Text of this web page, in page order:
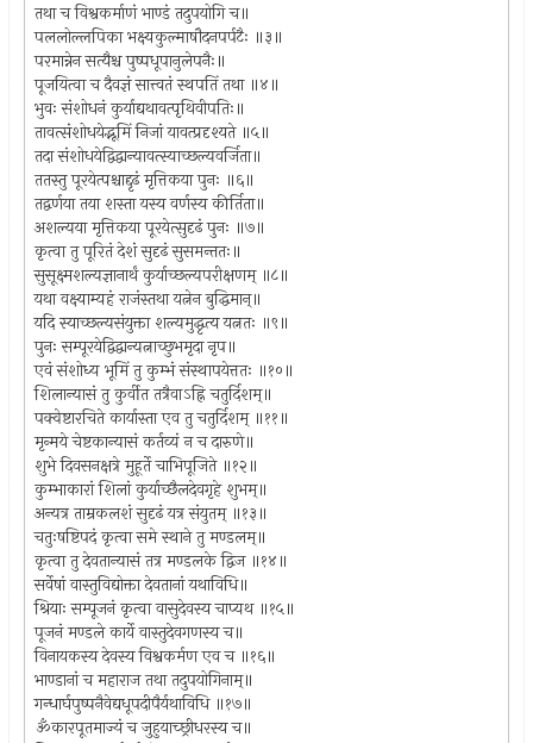
तथा च विश्वकर्माणं भाण्डं तदुपयोगि च॥
पललोल्लपिका भक्ष्यकुल्माषौदनपर्पटैः ॥३॥
परमान्नेन सत्यैश्च पुष्पधूपानुलेपनैः॥
पूजयित्वा च दैवज्ञं सात्त्वतं स्थपतिं तथा ॥४॥
भुवः संशोधनं कुर्याद्यथावत्पृथिवीपतिः॥
तावत्संशोधयेद्भूमिं निजां यावत्प्रदृश्यते ॥५॥
तदा संशोधयेद्विद्वान्यावत्स्याच्छल्यवर्जिता॥
ततस्तु पूरयेत्पश्चाद्दृढं मृत्तिकया पुनः ॥६॥
तद्वर्णया तया शस्ता यस्य वर्णस्य कीर्तिता॥
अशल्यया मृत्तिकया पूरयेत्सुदृढं पुनः ॥७॥
कृत्वा तु पूरितं देशं सुदृढं सुसमन्ततः॥
सुसूक्ष्मशल्यज्ञानार्थं कुर्याच्छल्यपरीक्षणम् ॥८॥
यथा वक्ष्याम्यहं राजंस्तथा यत्नेन बुद्धिमान्॥
यदि स्याच्छल्यसंयुक्ता शल्यमुद्धृत्य यत्नतः ॥९॥
पुनः सम्पूरयेद्विद्वान्यत्नाच्छुभमृदा नृप॥
एवं संशोध्य भूमिं तु कुम्भं संस्थापयेत्ततः ॥१०॥
शिलान्यासं तु कुर्वीत तत्रैवाऽह्नि चतुर्दिशम्॥
पक्वेष्टारचिते कार्यास्ता एव तु चतुर्दिशम् ॥११॥
मृन्मये चेष्टकान्यासं कर्तव्यं न च दारुणे॥
शुभे दिवसनक्षत्रे मुहूर्ते चाभिपूजिते ॥१२॥
कुम्भाकारां शिलां कुर्याच्छैलदेवगृहे शुभम्॥
अन्यत्र ताम्रकलशं सुदृढं यत्र संयुतम् ॥१३॥
चतुःषष्टिपदं कृत्वा समे स्थाने तु मण्डलम्॥
कृत्वा तु देवतान्यासं तत्र मण्डलके द्विज ॥१४॥
सर्वेषां वास्तुविद्योक्ता देवतानां यथाविधि॥
श्रियाः सम्पूजनं कृत्वा वासुदेवस्य चाप्यथ ॥१५॥
पूजनं मण्डले कार्ये वास्तुदेवगणस्य च॥
विनायकस्य देवस्य विश्वकर्मण एव च ॥१६॥
भाण्डानां च महाराज तथा तदुपयोगिनाम्॥
गन्धार्घपुष्पनैवेद्यधूपदीपैर्यथाविधि ॥१७॥
ॐकारपूतमाज्यं च जुहुयाच्छ्रीधरस्य च॥